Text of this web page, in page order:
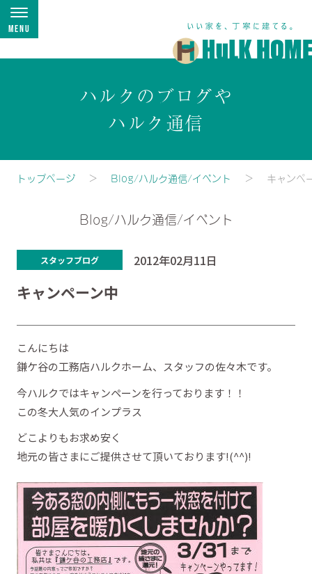
Menu
ハルクのブログや
ハルク通信
トップページ Blog/ハルク通信/イベント キャンペ
Blog/ハルク通信/イベント
スタッフブログ 2012年02月11日
キャンペーン中
こんにちは
鎌ケ谷の工務店ハルクホーム、スタッフの佐々木です。
今ハルクではキャンペーンを行っております！！
この冬大人気のインプラス
どこよりもお求め安く
地元の皆さまにご提供させて頂いております!(^^)!